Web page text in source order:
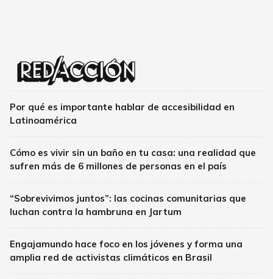
Por qué es importante hablar de accesibilidad en
Latinoamérica
Cómo es vivir sin un baño en tu casa: una realidad que
sufren más de 6 millones de personas en el país
“Sobrevivimos juntos”: las cocinas comunitarias que
luchan contra la hambruna en Jartum
Engajamundo hace foco en los jóvenes y forma una
amplia red de activistas climáticos en Brasil